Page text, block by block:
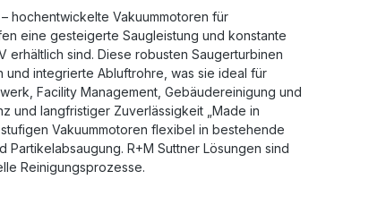
hochentwickelte Vakuummotoren für
eine gesteigerte Saugleistung und konstante
erhältlich sind. Diese robusten Saugerturbinen
integrierte Abluftrohre, was sie ideal für
Facility Management, Gebäudereinigung und
und langfristiger Zuverlässigkeit „Made in
Vakuummotoren flexibel in bestehende
R+M Suttner Lösungen sind
Reinigungsprozesse.